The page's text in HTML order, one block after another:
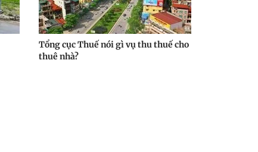
Tổng cục Thuế nói gì vụ thu thuế cho
thuê nhà?